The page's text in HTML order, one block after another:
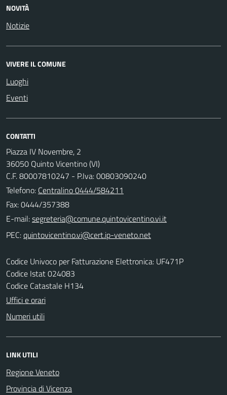
NOVITÀ
Notizie
VIVERE IL COMUNE
Luoghi
Eventi
CONTATTI
Piazza IV Novembre, 2
36050 Quinto Vicentino (VI)
C.F. 80007810247 - P.Iva: 00803090240
Telefono: Centralino 0444/584211
Fax: 0444/357388
E-mail:
PEC:
Codice Univoco per Fatturazione Elettronica: UF471P
Codice Istat 024083
Codice Catastale H134
Uffici e orari
Numeri utili
LINK UTILI
Regione Veneto
Provincia di Vicenza